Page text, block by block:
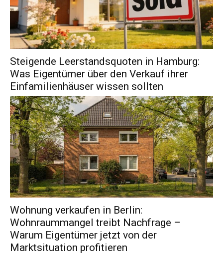
Steigende Leerstandsquoten in Hamburg:
Was Eigentümer über den Verkauf ihrer
Einfamilienhäuser wissen sollten
Wohnung verkaufen in Berlin:
Wohnraummangel treibt Nachfrage –
Warum Eigentümer jetzt von der
Marktsituation profitieren